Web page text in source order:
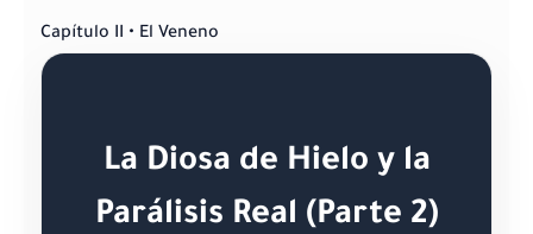
Capítulo II • El Veneno
La Diosa de Hielo y la
Parálisis Real (Parte 2)